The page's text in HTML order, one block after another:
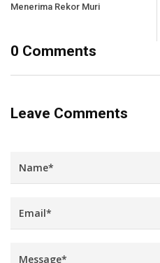
Menerima Rekor Muri
0 Comments
Leave Comments